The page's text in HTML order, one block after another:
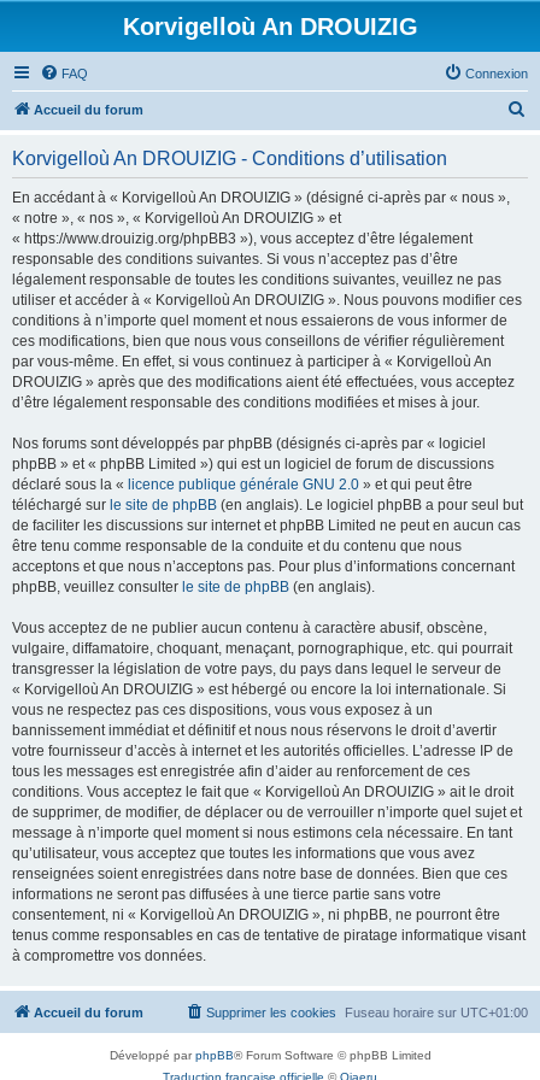
Korvigelloù An DROUIZIG
FAQ Connexion
Accueil du forum
Korvigelloù An DROUIZIG - Conditions d’utilisation
En accédant à « Korvigelloù An DROUIZIG » (désigné ci-après par « nous »,
« notre », « nos », « Korvigelloù An DROUIZIG » et
« https://www.drouizig.org/phpBB3 »), vous acceptez d’être légalement
responsable des conditions suivantes. Si vous n’acceptez pas d’être
légalement responsable de toutes les conditions suivantes, veuillez ne pas
utiliser et accéder à « Korvigelloù An DROUIZIG ». Nous pouvons modifier ces
conditions à n’importe quel moment et nous essaierons de vous informer de
ces modifications, bien que nous vous conseillons de vérifier régulièrement
par vous-même. En effet, si vous continuez à participer à « Korvigelloù An
DROUIZIG » après que des modifications aient été effectuées, vous acceptez
d’être légalement responsable des conditions modifiées et mises à jour.
Nos forums sont développés par phpBB (désignés ci-après par « logiciel
phpBB » et « phpBB Limited ») qui est un logiciel de forum de discussions
déclaré sous la « licence publique générale GNU 2.0 » et qui peut être
téléchargé sur le site de phpBB (en anglais). Le logiciel phpBB a pour seul but
de faciliter les discussions sur internet et phpBB Limited ne peut en aucun cas
être tenu comme responsable de la conduite et du contenu que nous
acceptons et que nous n’acceptons pas. Pour plus d’informations concernant
phpBB, veuillez consulter le site de phpBB (en anglais).
Vous acceptez de ne publier aucun contenu à caractère abusif, obscène,
vulgaire, diffamatoire, choquant, menaçant, pornographique, etc. qui pourrait
transgresser la législation de votre pays, du pays dans lequel le serveur de
« Korvigelloù An DROUIZIG » est hébergé ou encore la loi internationale. Si
vous ne respectez pas ces dispositions, vous vous exposez à un
bannissement immédiat et définitif et nous nous réservons le droit d’avertir
votre fournisseur d’accès à internet et les autorités officielles. L’adresse IP de
tous les messages est enregistrée afin d’aider au renforcement de ces
conditions. Vous acceptez le fait que « Korvigelloù An DROUIZIG » ait le droit
de supprimer, de modifier, de déplacer ou de verrouiller n’importe quel sujet et
message à n’importe quel moment si nous estimons cela nécessaire. En tant
qu’utilisateur, vous acceptez que toutes les informations que vous avez
renseignées soient enregistrées dans notre base de données. Bien que ces
informations ne seront pas diffusées à une tierce partie sans votre
consentement, ni « Korvigelloù An DROUIZIG », ni phpBB, ne pourront être
tenus comme responsables en cas de tentative de piratage informatique visant
à compromettre vos données.
Accueil du forum Fuseau horaire sur UTC+01:00
Supprimer les cookies
Développé parphpBB® Forum Software © phpBB Limited
Traduction française officielle ©Qiaeru